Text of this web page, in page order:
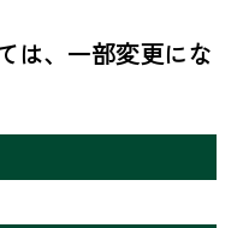
は、一部変更にな